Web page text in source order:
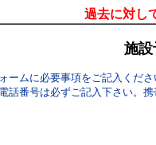
過去に対し
施設
ームに必要事項をご記入くださ
話番号は必ずご記入下さい。